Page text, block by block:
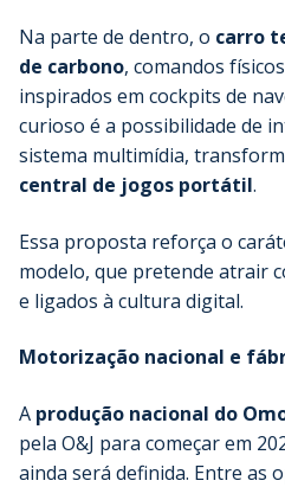
Na parte de dentro, o carro
de carbono, comandos
inspirados em cockpits de
curioso é a possibilidade de
sistema multimídia,
central de jogos portátil.
Essa proposta reforça o
modelo, que pretende atrair
e ligados à cultura digital.
Motorização nacional e
A produção nacional do
pela O&J para começar em
ainda será definida. Entre as